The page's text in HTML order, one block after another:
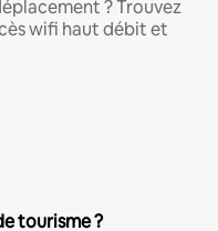
? Trouvez
wifi haut débit et
tourisme ?